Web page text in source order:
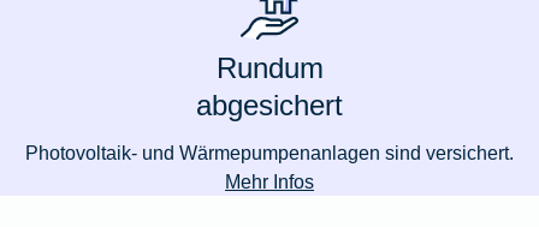
Rundum
abgesichert
Photovoltaik- und Wärmepumpenanlagen sind versichert.
Mehr Infos